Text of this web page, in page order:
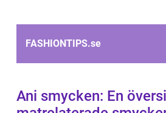
FASHIONTIPS.se
Ani smycken: En